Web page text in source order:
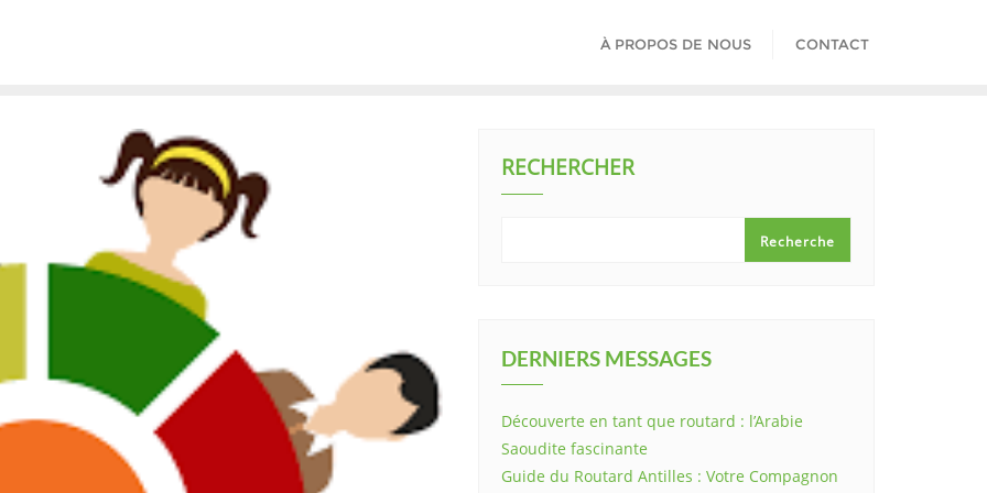
À PROPOS DE NOUS CONTACT
RECHERCHER
Recherche
DERNIERS MESSAGES
Découverte en tant que routard : l’Arabie
Saoudite fascinante
Guide du Routard Antilles : Votre Compagnon